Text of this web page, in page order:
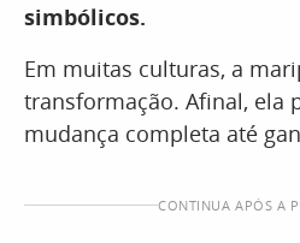
simbólicos.
Em muitas culturas, a
transformação. Afinal, ela
mudança completa até
CONTINUA APÓS A